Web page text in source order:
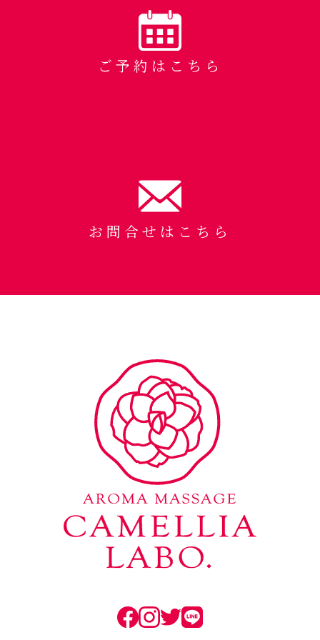
ご予約はこちら
お問合せはこちら